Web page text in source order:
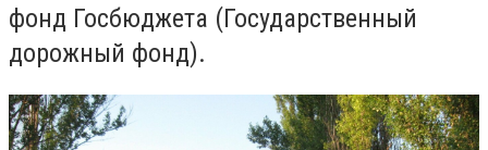
фонд Госбюджета (Государственный
дорожный фонд).